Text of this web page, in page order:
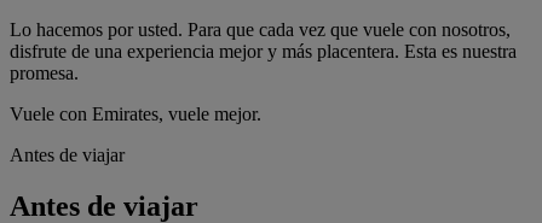
Lo hacemos por usted. Para que cada vez que vuele con nosotros,
disfrute de una experiencia mejor y más placentera. Esta es nuestra
promesa.
Vuele con Emirates, vuele mejor.
Antes de viajar
Antes de viajar